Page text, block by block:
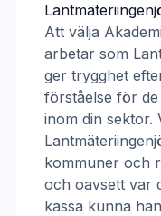
Att välja
arbetar som
ger trygghet
förståelse för
inom din sektor.
kommuner och
och oavsett var
kassa kunna